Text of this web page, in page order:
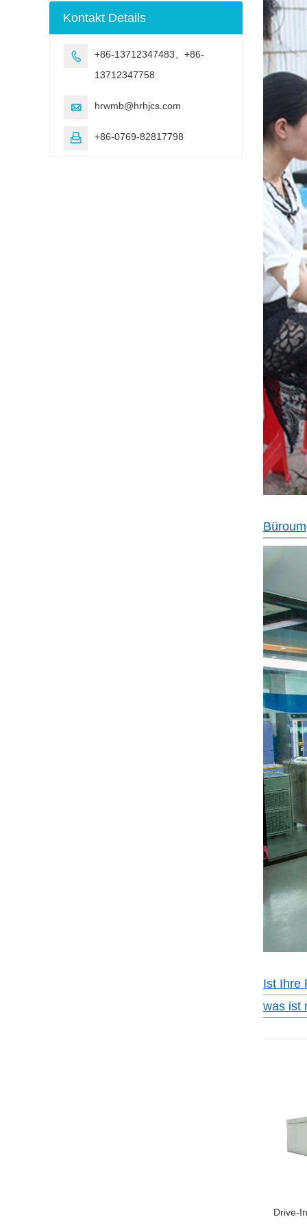
Ist Ihre
was ist
Drive-
Bewitterung
Testmaschine
Kontakt Details

+86-13712347483、+86-
13712347758
 hrwmb@hrhjcs.com
 +86-0769-82817798